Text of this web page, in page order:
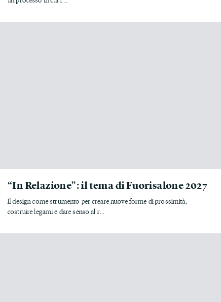
“In Relazione”: il tema di Fuorisalone 2027
Il design come strumento per creare nuove forme di prossimità,
costruire legami e dare senso al r...